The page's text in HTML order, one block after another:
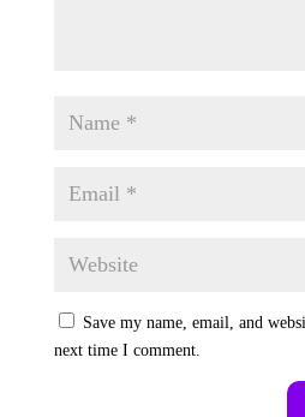
Save my name, email, and
next time I comment.